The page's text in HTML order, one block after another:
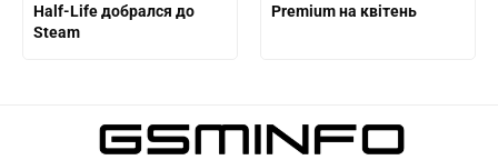
Half-Life добрался до
Steam
Premium на квітень